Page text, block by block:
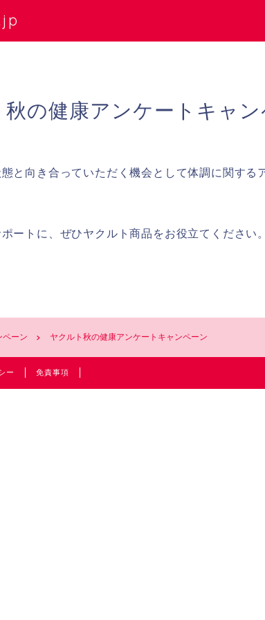
秋の健康アンケートキャン
と向き合っていただく機会として体調に関する
ートに、ぜひヤクルト商品をお役立てください。
ペーン ヤクルト秋の健康アンケートキャンペーン
ー 免責事項